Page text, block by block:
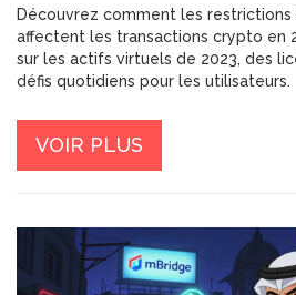
Découvrez comment les restrictions
affectent les transactions crypto en
sur les actifs virtuels de 2023, des
défis quotidiens pour les utilisateurs.
VOIR PLUS